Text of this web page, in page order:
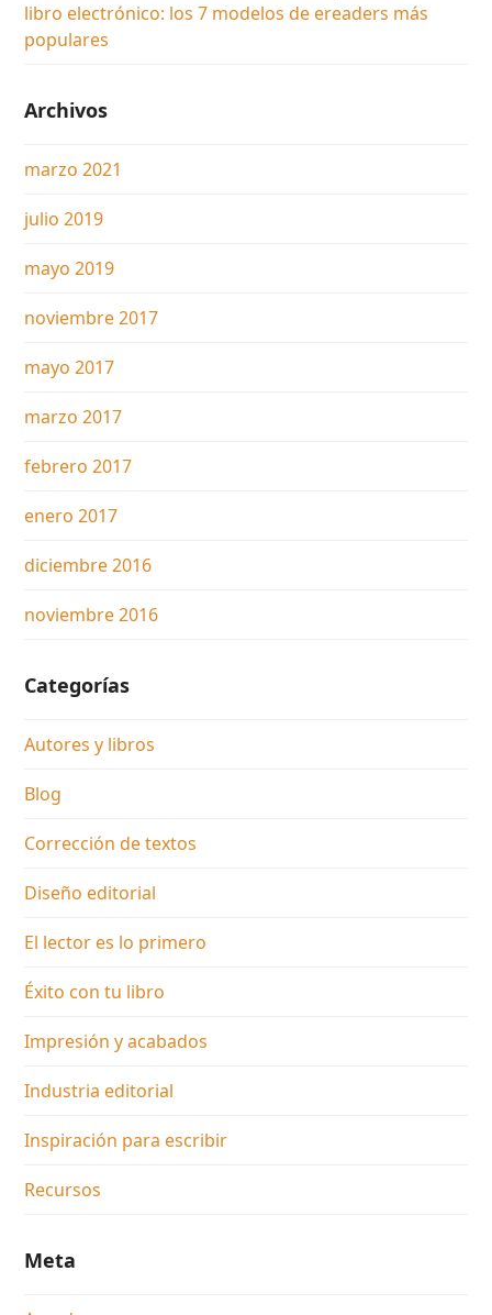
libro electrónico: los 7 modelos de ereaders más
populares
Archivos
marzo 2021
julio 2019
mayo 2019
noviembre 2017
mayo 2017
marzo 2017
febrero 2017
enero 2017
diciembre 2016
noviembre 2016
Categorías
Autores y libros
Blog
Corrección de textos
Diseño editorial
El lector es lo primero
Éxito con tu libro
Impresión y acabados
Industria editorial
Inspiración para escribir
Recursos
Meta